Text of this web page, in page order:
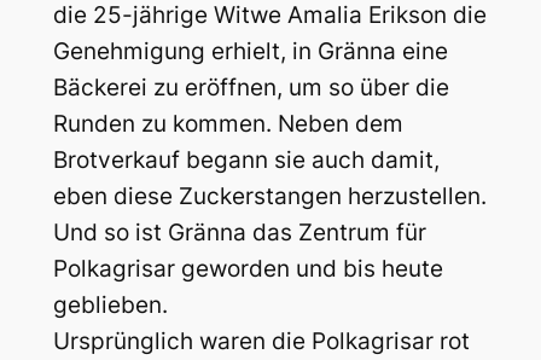
die 25-jährige Witwe Amalia Erikson die
Genehmigung erhielt, in Gränna eine
Bäckerei zu eröffnen, um so über die
Runden zu kommen. Neben dem
Brotverkauf begann sie auch damit,
eben diese Zuckerstangen herzustellen.
Und so ist Gränna das Zentrum für
Polkagrisar geworden und bis heute
geblieben.
Ursprünglich waren die Polkagrisar rot